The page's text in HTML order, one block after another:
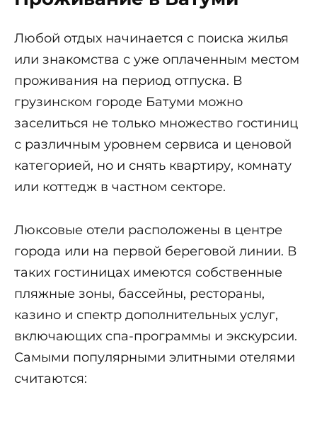
Любой отдых начинается с поиска жилья
или знакомства с уже оплаченным местом
проживания на период отпуска. В
грузинском городе Батуми можно
заселиться не только множество гостиниц
с различным уровнем сервиса и ценовой
категорией, но и снять квартиру, комнату
или коттедж в частном секторе.
Люксовые отели расположены в центре
города или на первой береговой линии. В
таких гостиницах имеются собственные
пляжные зоны, бассейны, рестораны,
казино и спектр дополнительных услуг,
включающих спа-программы и экскурсии.
Самыми популярными элитными отелями
считаются: